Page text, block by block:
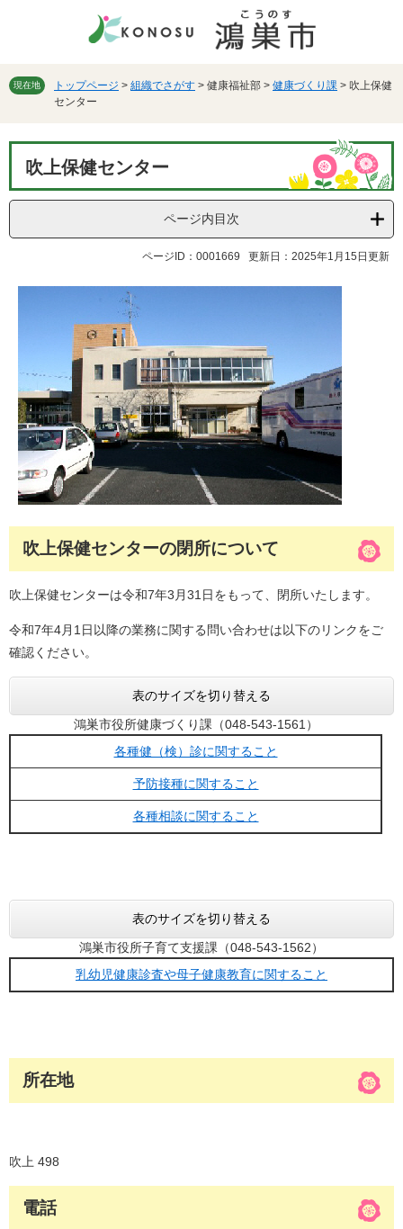
先
す。
を
し
文
現在地 トップページ > 組織でさがす > 健康福祉部 > 健康づくり課 > 吹上保健
センター
吹上保健センター
ページ内目次
ページID：0001669 更新日：2025年1月15日更新
吹上保健センターの閉所について
吹上保健センターは令和7年3月31日をもって、閉所いたします。
令和7年4月1日以降の業務に関する問い合わせは以下のリンクをご
確認ください。
表のサイズを切り替える
鴻巣市役所健康づくり課（048-543-1561）
各種健（検）診に関すること
予防接種に関すること
各種相談に関すること
表のサイズを切り替える
鴻巣市役所子育て支援課（048-543-1562）
乳幼児健康診査や母子健康教育に関すること
所在地
吹上 498
電話